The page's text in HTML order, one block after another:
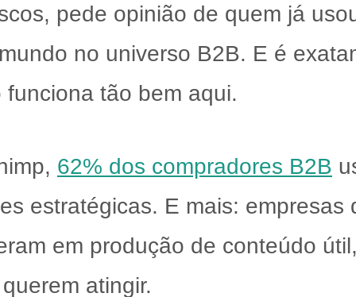
pede opinião de quem já
no universo B2B. E é
tão bem aqui.
62% dos compradores B2B
estratégicas. E mais: empresas
em produção de conteúdo
atingir.